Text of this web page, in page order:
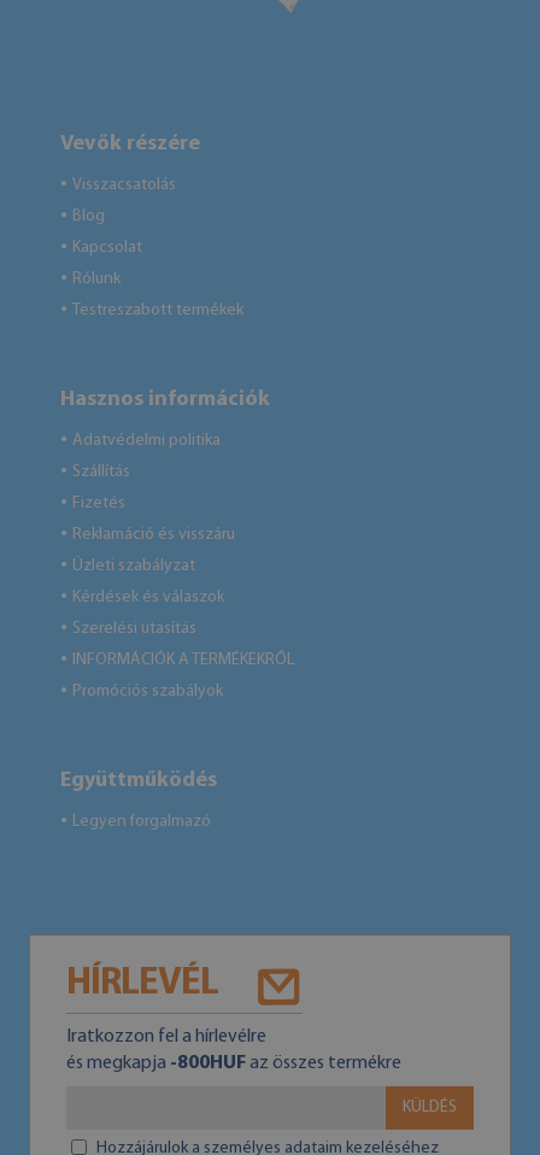
Vevők részére
● Visszacsatolás
● Blog
● Kapcsolat
● Rólunk
● Testreszabott termékek
Hasznos információk
● Adatvédelmi politika
● Szállítás
● Fizetés
● Reklamáció és visszáru
● Üzleti szabályzat
● Kérdések és válaszok
● Szerelési utasítás
● INFORMÁCIÓK A TERMÉKEKRŐL
● Promóciós szabályok
Együttműködés
● Legyen forgalmazó
HÍRLEVÉL
Iratkozzon fel a hírlevélre
és megkapja -800HUFaz összes termékre
KÜLDÉS
Hozzájárulok a személyes adataim kezeléséhez